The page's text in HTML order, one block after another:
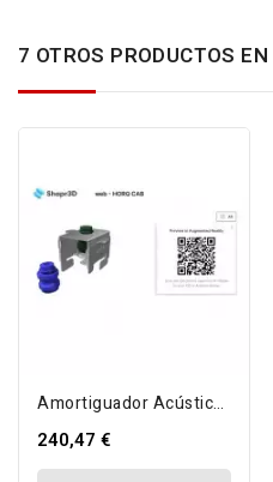
7 OTROS PRODUCTOS
Amortiguador Acústico Para Techos...
240,47 €